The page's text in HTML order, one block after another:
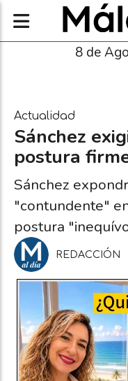
8 de
Sánchez
postura
Sánchez
"contundente"
postura
Actualidad
REDACCIÓN